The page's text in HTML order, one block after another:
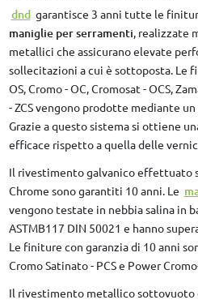
dnd garantisce 3 anni tutte le
maniglie per serramenti, realizzate
metallici che assicurano elevate
sollecitazioni a cui è sottoposta. Le
OS, Cromo - OC, Cromosat - OCS,
- ZCS vengono prodotte mediante
Grazie a questo sistema si ottiene
efficace rispetto a quella delle
Il rivestimento galvanico effettuato
Chrome sono garantiti 10 anni. Le
vengono testate in nebbia salina in
ASTMB117 DIN 50021 e hanno
Le finiture con garanzia di 10 anni
Cromo Satinato - PCS e Power
Il rivestimento metallico sottovuoto